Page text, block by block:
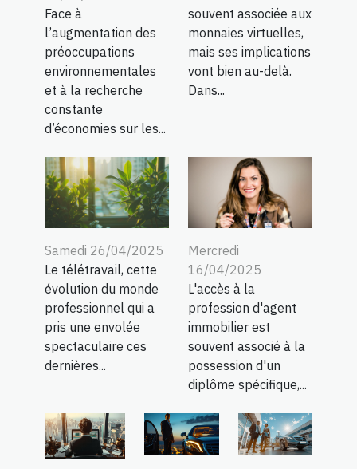
Face à
l’augmentation des
préoccupations
environnementales
et à la recherche
constante
d’économies sur les...
souvent associée aux
monnaies virtuelles,
mais ses implications
vont bien au-delà.
Dans...
Samedi 26/04/2025
Le télétravail, cette
évolution du monde
professionnel qui a
pris une envolée
spectaculaire ces
dernières...
Mercredi
16/04/2025
L'accès à la
profession d'agent
immobilier est
souvent associé à la
possession d'un
diplôme spécifique,...